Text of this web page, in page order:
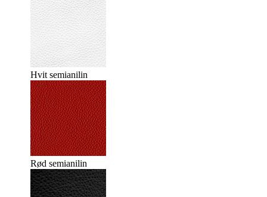
Hvit semianilin
Rød semianilin